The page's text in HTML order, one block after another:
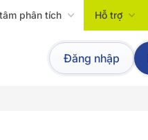
phân tích Hỗ trợ
Đăng nhập